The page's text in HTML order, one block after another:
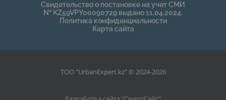
Свидетельство о постановке на учет СМИ
№ KZ59VPY00090729 выдано 11.04.2024.
Политика конфиденциальности
Карта сайта
ТОО “UrbanExpert.kz” © 2024-2026